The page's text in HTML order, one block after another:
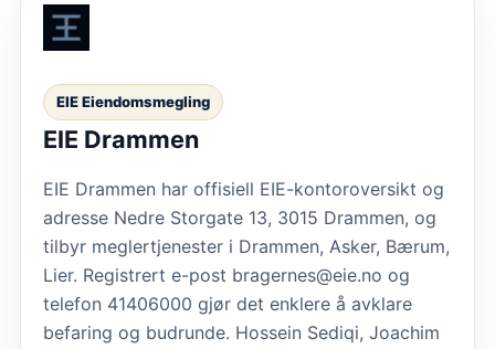
EIE Eiendomsmegling
EIE Drammen
EIE Drammen har offisiell EIE-kontoroversikt og
adresse Nedre Storgate 13, 3015 Drammen, og
tilbyr meglertjenester i Drammen, Asker, Bærum,
Lier. Registrert e-post bragernes@eie.no og
telefon 41406000 gjør det enklere å avklare
befaring og budrunde. Hossein Sediqi, Joachim